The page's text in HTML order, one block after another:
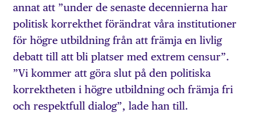
annat att ”under de senaste decennierna har
politisk korrekthet förändrat våra institutioner
för högre utbildning från att främja en livlig
debatt till att bli platser med extrem censur”.
”Vi kommer att göra slut på den politiska
korrektheten i högre utbildning och främja fri
och respektfull dialog”, lade han till.